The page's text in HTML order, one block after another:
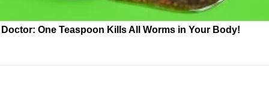
Doctor: One Teaspoon Kills All Worms in Your Body!